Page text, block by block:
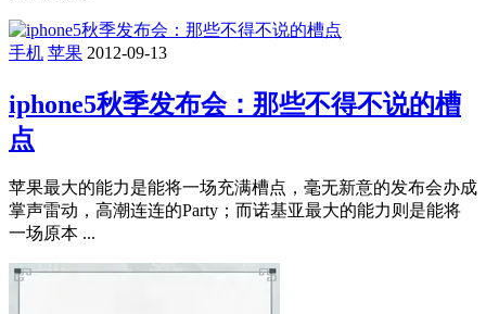
手机 苹果 2012-09-13
iphone5秋季发布会：那些不得不说的槽
点
苹果最大的能力是能将一场充满槽点，毫无新意的发布会办成
掌声雷动，高潮连连的Party；而诺基亚最大的能力则是能将
一场原本 ...